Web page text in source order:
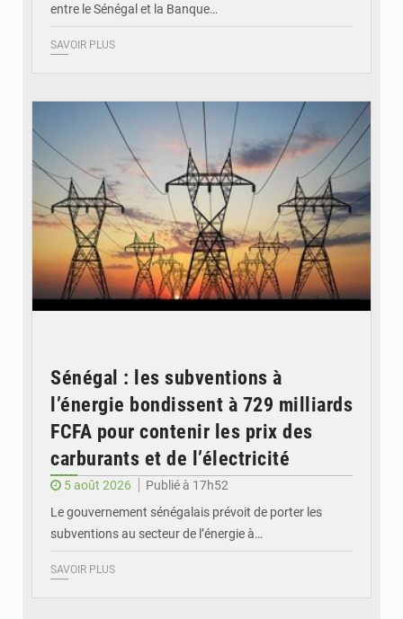
entre le Sénégal et la Banque…
SAVOIR PLUS
Sénégal : les subventions à
l’énergie bondissent à 729 milliards
FCFA pour contenir les prix des
carburants et de l’électricité
5 août 2026
Publié à 17h52
Le gouvernement sénégalais prévoit de porter les
subventions au secteur de l’énergie à…
SAVOIR PLUS